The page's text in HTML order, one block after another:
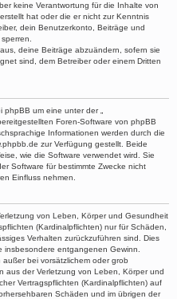
keine Verantwortung für die Inhalte von
hat oder die er nicht zur Kenntnis
dein Benutzerkonto, Beiträge und
deine Beiträge abzuändern, sofern sie
sind, dem Betreiber oder einem Dritten
um eine unter der „
Foren-Software von phpBB
Informationen werden durch die
zur Verfügung gestellt. Beide
wie die Software verwendet wird. Sie
Software für bestimmte Zwecke nicht
Einfluss nehmen.
von Leben, Körper und Gesundheit
(Kardinalpflichten) nur für Schäden,
Verhalten zurückzuführen sind. Dies
insbesondere entgangenen Gewinn.
bei vorsätzlichem oder grob
aus der Verletzung von Leben, Körper und
Vertragspflichten (Kardinalpflichten) auf
Schäden und im übrigen der